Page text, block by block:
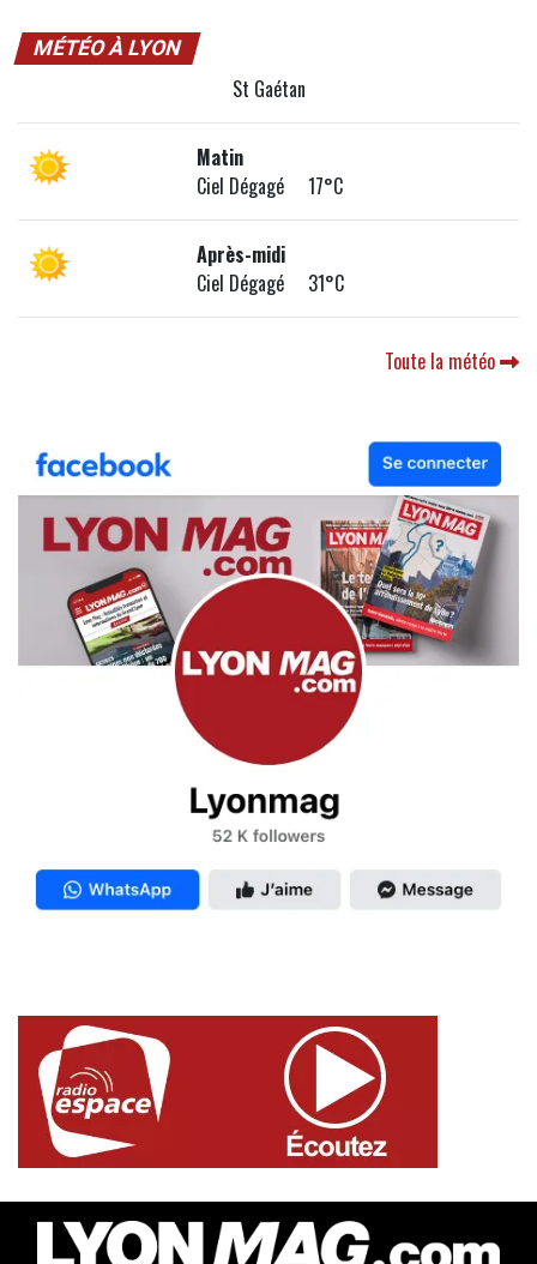
MÉTÉO À LYON
St Gaétan
Matin
Ciel Dégagé 17°C
Après-midi
Ciel Dégagé 31°C
Toute la météo